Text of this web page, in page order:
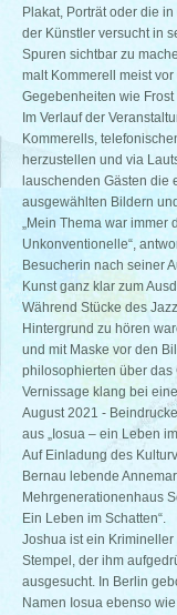
Plakat, Porträt oder die
der Künstler versucht in
Spuren sichtbar zu
malt Kommerell meist
Gegebenheiten wie Frost
Im Verlauf der
Kommerells,
herzustellen und via
lauschenden Gästen die
ausgewählten Bildern
„Mein Thema war immer
Unkonventionelle“,
Besucherin nach seiner
Kunst ganz klar zum
Während Stücke des
Hintergrund zu hören
und mit Maske vor den
philosophierten über das
Vernissage klang bei
August 2021 -
aus „Iosua – ein Leben
Auf Einladung des
Bernau lebende
Mehrgenerationenhaus
Ein Leben im Schatten“.
Joshua ist ein
Stempel, der ihm
ausgesucht. In Berlin
Namen Iosua ebenso